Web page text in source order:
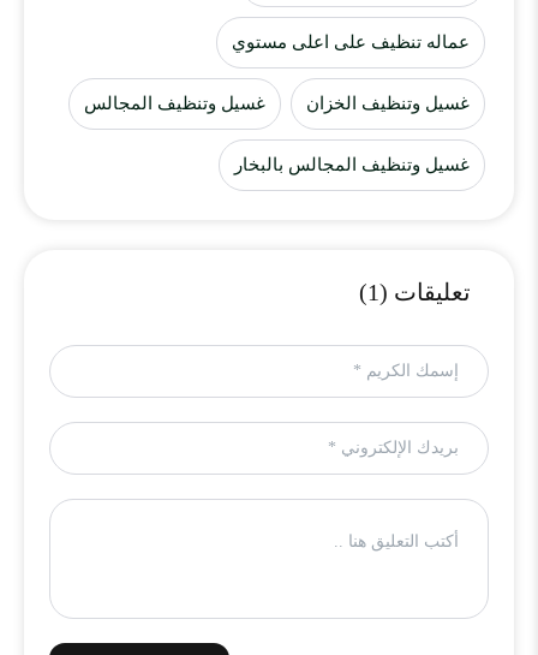
عماله تنظيف على اعلى مستوي
غسيل وتنظيف الخزان غسيل وتنظيف المجالس
غسيل وتنظيف المجالس بالبخار
تعليقات (1)